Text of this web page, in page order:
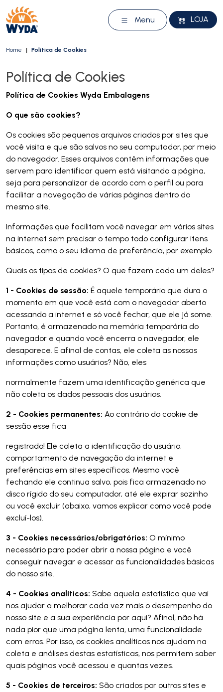
Menu LOJA
Home Política de Cookies
Política de Cookies
Política de Cookies Wyda Embalagens
O que são cookies?
Os cookies são pequenos arquivos criados por sites que
você visita e que são salvos no seu computador, por meio
do navegador. Esses arquivos contêm informações que
servem para identificar quem está visitando a página,
seja para personalizar de acordo com o perfil ou para
facilitar a navegação de várias páginas dentro do
mesmo site.
Informações que facilitam você navegar em vários sites
na internet sem precisar o tempo todo configurar itens
básicos, como o seu idioma de preferência, por exemplo.
Quais os tipos de cookies? O que fazem cada um deles?
1 - Cookies de sessão: É aquele temporário que dura o
momento em que você está com o navegador aberto
acessando a internet e só você fechar, que ele já some.
Portanto, é armazenado na memória temporária do
navegador e quando você encerra o navegador, ele
desaparece. E afinal de contas, ele coleta as nossas
informações como usuários? Não, eles
normalmente fazem uma identificação genérica que
não coleta os dados pessoais dos usuários.
2 - Cookies permanentes: Ao contrário do cookie de
sessão esse fica
registrado! Ele coleta a identificação do usuário,
comportamento de navegação da internet e
preferências em sites específicos. Mesmo você
fechando ele continua salvo, pois fica armazenado no
disco rígido do seu computador, até ele expirar sozinho
ou você excluir (abaixo, vamos explicar como você pode
excluí-los).
3 - Cookies necessários/obrigatórios: O mínimo
necessário para poder abrir a nossa página e você
conseguir navegar e acessar as funcionalidades básicas
do nosso site.
4 - Cookies analíticos: Sabe aquela estatística que vai
nos ajudar a melhorar cada vez mais o desempenho do
nosso site e a sua experiência por aqui? Afinal, não há
nada pior que uma página lenta, uma funcionalidade
com erros. Por isso, os cookies analíticos nos ajudam na
coleta e análises destas estatísticas, nos permitem saber
quais páginas você acessou e quantas vezes.
5 - Cookies de terceiros: São criados por outros sites e